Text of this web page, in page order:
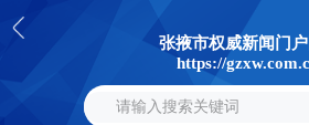
张掖市权威新闻门
https://